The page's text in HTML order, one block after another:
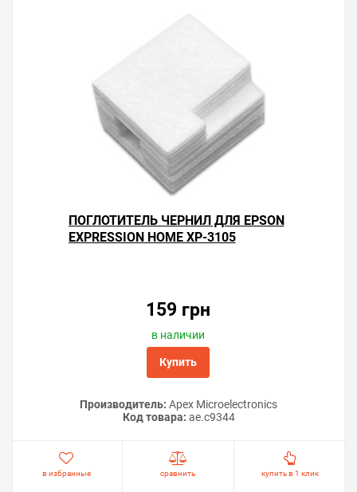
ПОГЛОТИТЕЛЬ ЧЕРНИЛ ДЛЯ EPSON
EXPRESSION HOME XP-3105
159 грн
в наличии
Купить
Производитель: Apex Microelectronics
Код товара: ae.c9344
в избранные сравнить купить в 1 клик